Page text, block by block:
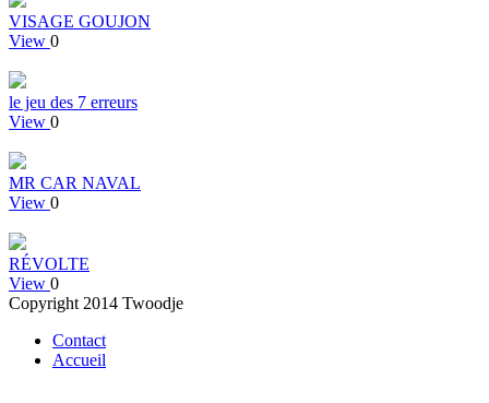
VISAGE GOUJON
View 0
le jeu des 7 erreurs
View 0
MR CAR NAVAL
View 0
RÉVOLTE
View 0
Copyright 2014 Twoodje
Contact
Accueil